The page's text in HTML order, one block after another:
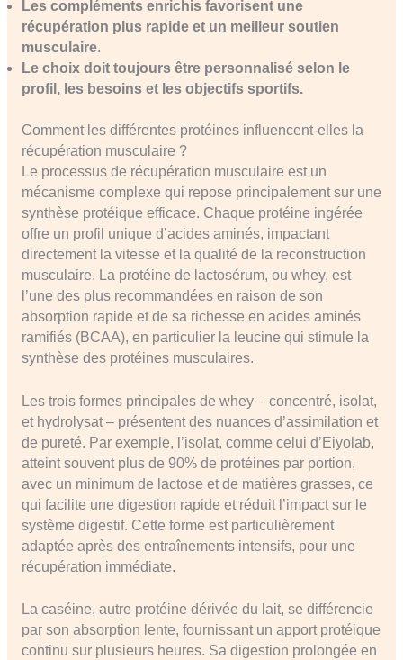
Les compléments enrichis favorisent une
récupération plus rapide et un meilleur soutien
musculaire.
Le choix doit toujours être personnalisé selon le
profil, les besoins et les objectifs sportifs.
Comment les différentes protéines influencent-elles la
récupération musculaire ?
Le processus de récupération musculaire est un
mécanisme complexe qui repose principalement sur une
synthèse protéique efficace. Chaque protéine ingérée
offre un profil unique d’acides aminés, impactant
directement la vitesse et la qualité de la reconstruction
musculaire. La protéine de lactosérum, ou whey, est
l’une des plus recommandées en raison de son
absorption rapide et de sa richesse en acides aminés
ramifiés (BCAA), en particulier la leucine qui stimule la
synthèse des protéines musculaires.
Les trois formes principales de whey – concentré, isolat,
et hydrolysat – présentent des nuances d’assimilation et
de pureté. Par exemple, l’isolat, comme celui d’Eiyolab,
atteint souvent plus de 90% de protéines par portion,
avec un minimum de lactose et de matières grasses, ce
qui facilite une digestion rapide et réduit l’impact sur le
système digestif. Cette forme est particulièrement
adaptée après des entraînements intensifs, pour une
récupération immédiate.
La caséine, autre protéine dérivée du lait, se différencie
par son absorption lente, fournissant un apport protéique
continu sur plusieurs heures. Sa digestion prolongée en